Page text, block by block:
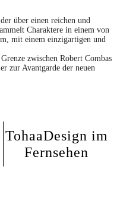
Tuch
Signature »-Serie
Absenkautomatik ausgestattet, für ein
oder Künstler verifiziert?
WC-Sitze von TohaaDesign?
Holzfaserplatte hergestellt, die sich
thermischen Komfort (weniger Kälte
über einen reichen und
Charaktere in einem von
mit einem einzigartigen und
zwischen Robert Combas
zur Avantgarde der neuen
TohaaDesign im
Fernsehen